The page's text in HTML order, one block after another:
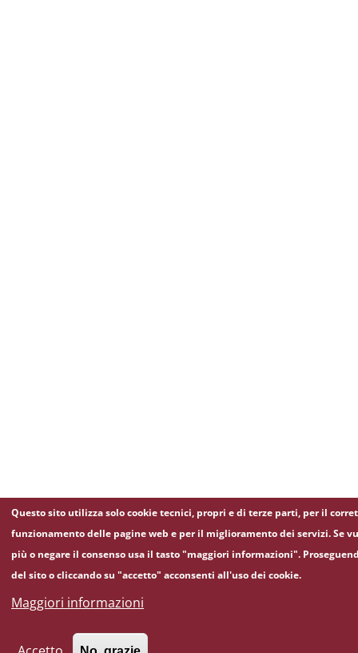
Questo sito utilizza solo cookie tecnici, propri e di terze parti, per il
funzionamento delle pagine web e per il miglioramento dei servizi. Se
più o negare il consenso usa il tasto "maggiori informazioni".
del sito o cliccando su "accetto" acconsenti all'uso dei cookie.
Maggiori informazioni